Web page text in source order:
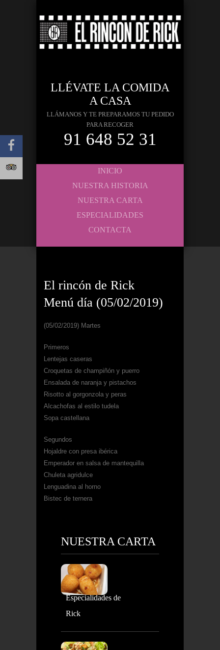
LLÉVATE LA COMIDA
A CASA
LLÁMANOS Y TE PREPARAMOS TU PEDIDO
PARA RECOGER
91 648 52 31
INICIO
NUESTRA HISTORIA
NUESTRA CARTA
ESPECIALIDADES
CONTACTA
El rincón de Rick
Menú día (05/02/2019)
(05/02/2019) Martes
Primeros
Lentejas caseras
Croquetas de champiñón y puerro
Ensalada de naranja y pistachos
Risotto al gorgonzola y peras
Alcachofas al estilo tudela
Sopa castellana
Segundos
Hojaldre con presa ibérica
Emperador en salsa de mantequilla
Chuleta agridulce
Lenguadina al horno
Bistec de ternera
NUESTRA CARTA
Especialidades de
Rick